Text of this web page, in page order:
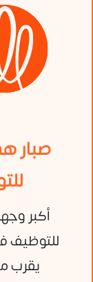
صبار
أكبر
للتوظيف
يقرب